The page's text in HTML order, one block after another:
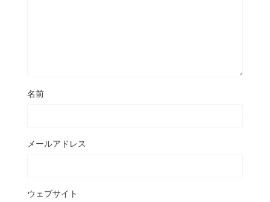
名前
メールアドレス
ウェブサイト